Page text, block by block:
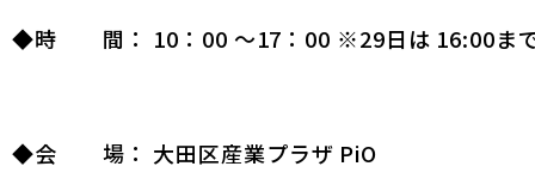
◆時 間： 10：00 ～17：00 ※29日は 16:00ま
◆会 場： 大田区産業プラザ PiO